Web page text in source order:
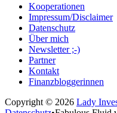
Kooperationen
Impressum/Disclaimer
Datenschutz
Über mich
Newsletter ;-)
Partner
Kontakt
Finanzbloggerinnen
Copyright © 2026 Lady